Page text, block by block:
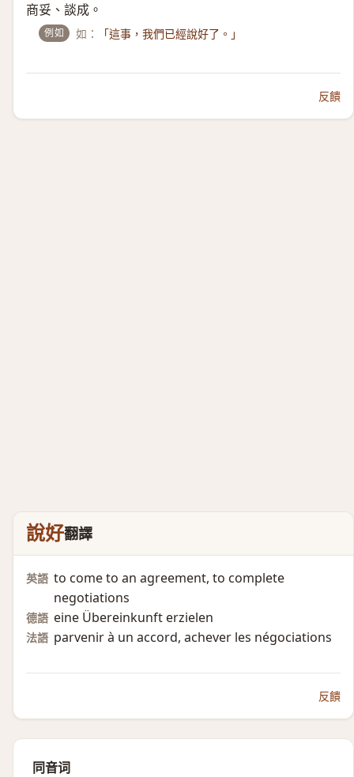
商妥、談成。
例如 如： 「這事，我們已經說好了。」
反饋
說好翻譯
英語 to come to an agreement, to complete
negotiations
德語 eine Übereinkunft erzielen
法語 parvenir à un accord, achever les négociations
反饋
同音词